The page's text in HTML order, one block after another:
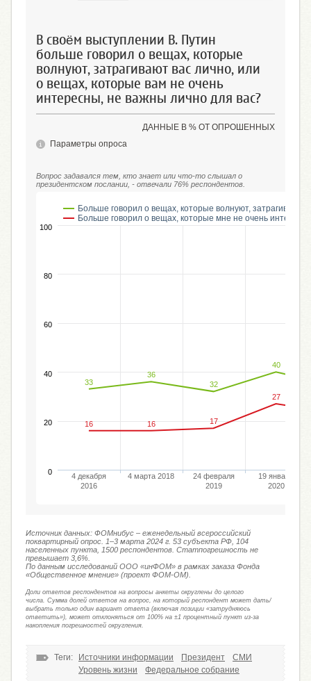
В своём выступлении В. Путин
больше говорил о вещах, которые
волнуют, затрагивают вас лично, или
о вещах, которые вам не очень
интересны, не важны лично для вас?
ДАННЫЕ В % ОТ ОПРОШЕННЫХ
Параметры опроса
Вопрос задавался тем, кто знает или что-то слышал о
президентском послании, - отвечали 76% респондентов.
16 16 17
27
33
36
32
40
Больше говорил о вещах, которые волнуют, затрагивают
Больше говорил о вещах, которые мне не очень
4 декабря
2016
4 марта 2018
24 февраля
2019
19 января
2020
0
20
40
60
80
100
Источник данных: ФОМнибус – еженедельный всероссийский
поквартирный опрос. 1–3 марта 2024 г. 53 субъекта РФ, 104
населенных пункта, 1500 респондентов. Статпогрешность не
превышает 3,6%.
По данным исследований ООО «инФОМ» в рамках заказа Фонда
«Общественное мнение» (проект ФОМ-ОМ).
Доли ответов респондентов на вопросы анкеты округлены до целого
числа. Сумма долей ответов на вопрос, на который респондент может дать/
выбрать только один вариант ответа (включая позиции «затрудняюсь
ответить»), может отклоняться от 100% на ±1 процентный пункт из-за
накопления погрешностей округления.
Теги: Источники информации Президент
СМИ
Уровень жизни
Федеральное собрание